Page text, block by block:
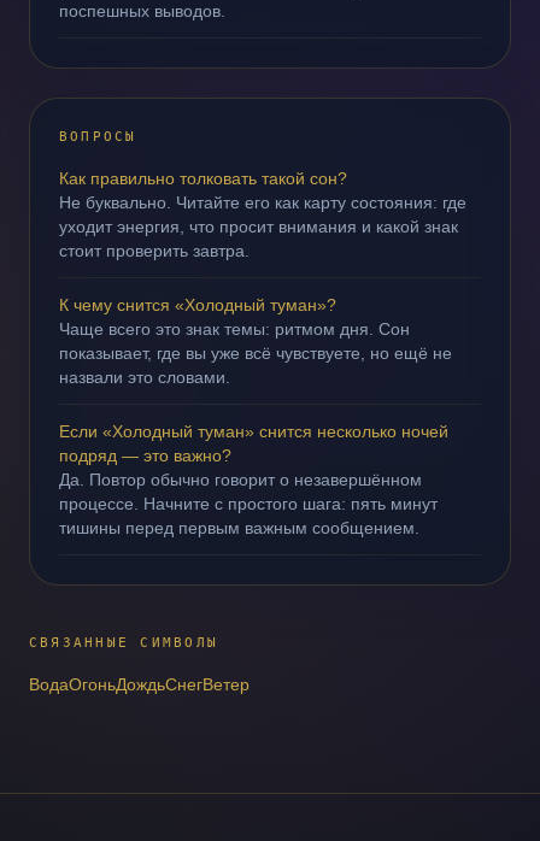
поспешных выводов.
ВОПРОСЫ
Как правильно толковать такой сон?
Не буквально. Читайте его как карту состояния: где
уходит энергия, что просит внимания и какой знак
стоит проверить завтра.
К чему снится «Холодный туман»?
Чаще всего это знак темы: ритмом дня. Сон
показывает, где вы уже всё чувствуете, но ещё не
назвали это словами.
Если «Холодный туман» снится несколько ночей
подряд — это важно?
Да. Повтор обычно говорит о незавершённом
процессе. Начните с простого шага: пять минут
тишины перед первым важным сообщением.
СВЯЗАННЫЕ СИМВОЛЫ
ВодаОгоньДождьСнегВетер